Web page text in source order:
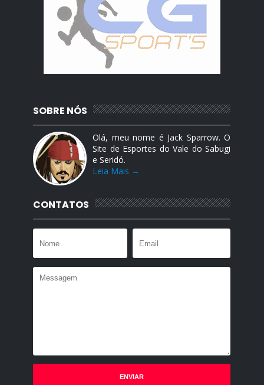
SOBRE NÓS
Olá, meu nome é Jack Sparrow. O
Site de Esportes do Vale do Sabugi
e Seridó.
Leia Mais →
CONTATOS